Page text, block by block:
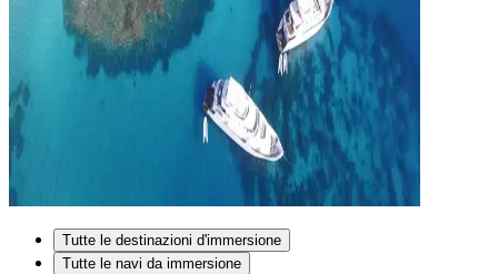
Tutte le destinazioni d'immersione
Tutte le navi da immersione